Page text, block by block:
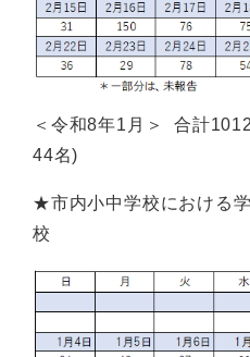
＜令和8年1月＞ 合計
44名)
★市内小中学校における
校